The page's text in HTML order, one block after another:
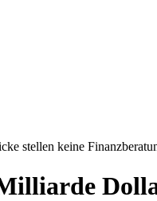
stellen keine